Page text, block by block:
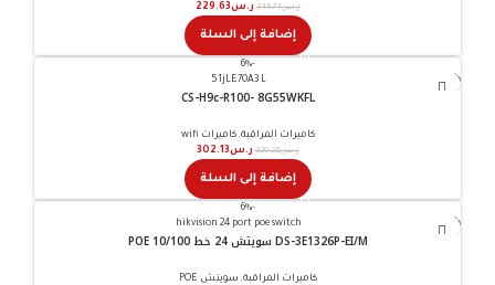
جميع مدن المملكة
info@iscoksa.com
ر.س241.71 ر.س229.63
إضافة إلى السلة
-6%
CS-H9c-R100- 8G55WKFL
كاميرات المراقبة,كاميرات wifi
ر.س320.25 ر.س302.13
إضافة إلى السلة
-6%
DS-3E1326P-EI/M سويتش 24 خط POE 10/100
كاميرات المراقبة, سويتش POE